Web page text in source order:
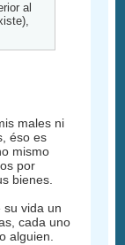
al
males ni
éso es
mismo
por
bienes.
su vida un
cada uno
alguien.